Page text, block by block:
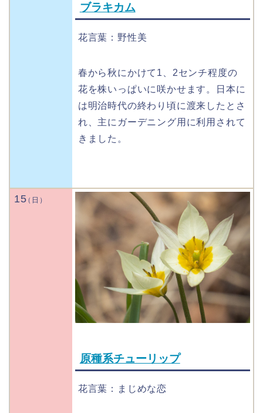
ブラキカム
花言葉：野性美
春から秋にかけて1、2センチ程度の
花を株いっぱいに咲かせます。日本に
は明治時代の終わり頃に渡来したとさ
れ、主にガーデニング用に利用されて
きました。
15
原種系チューリップ
花言葉：まじめな恋